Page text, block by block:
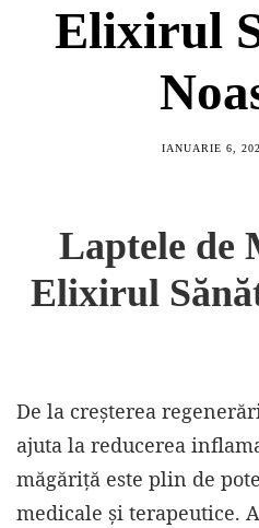
Elixirul
IANUARIE 6,
Laptele de
Elixirul
De la creșterea
ajuta la reducerea
măgăriță este plin de
medicale și terapeutice.